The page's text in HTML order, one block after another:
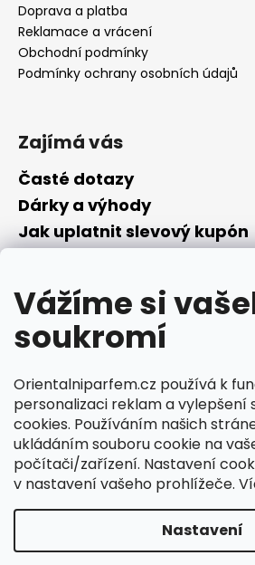
Vážíme si
soukromí
Orientalniparfem.cz používá k
personalizaci reklam a vylepšení
cookies. Používáním našich
ukládáním souboru cookie na
počítači/zařízení. Nastavení
v nastavení vašeho prohlížeče.
Nastavení
Doprava a platba
Reklamace a vrácení
Obchodní podmínky
Podmínky ochrany osobních údajů
Zajímá vás
Časté dotazy
Dárky a výhody
Jak uplatnit slevový kupón
Převodník parfémů
Parfémový slovníček
Facebook
Orientalniparfem.cz
Ciperka.cz